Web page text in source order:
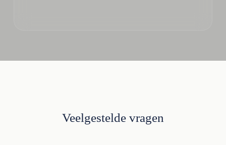
Veelgestelde vragen